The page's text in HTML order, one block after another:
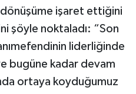
dönüşüme işaret ettiğini
şöyle noktaladı: “Son
liderliğinde
bugüne kadar devam
ortaya koyduğumuz